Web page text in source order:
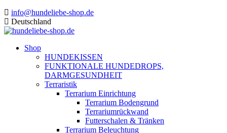
info@hundeliebe-shop.de
Deutschland
Shop
HUNDEKISSEN
FUNKTIONALE HUNDEDROPS,
DARMGESUNDHEIT
Terraristik
Terrarium Einrichtung
Terrarium Bodengrund
Terrariumrückwand
Futterschalen & Tränken
Terrarium Beleuchtung